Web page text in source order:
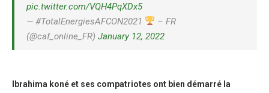
pic.twitter.com/VQH4PqXDx5
— #TotalEnergiesAFCON2021
– FR
(@caf_online_FR) January 12, 2022
Ibrahima koné et ses compatriotes ont bien démarré la